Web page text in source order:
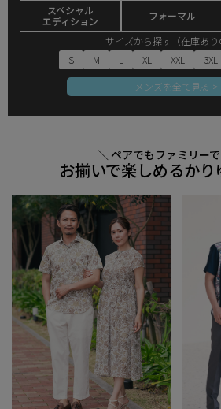
スペシャル
エディション
フォーマル
サイズから探す（在庫あり
S
M L XL XXL 3XL
メンズを全て見る >
＼ ペアでもファミリー
お揃いで楽しめるか